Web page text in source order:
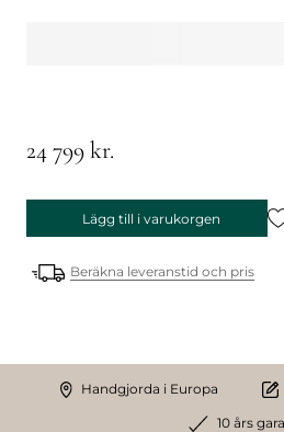
24 799 kr.
Lägg till i varukorgen
Beräkna leveranstid och pris
Handgjorda i Europa
10 års